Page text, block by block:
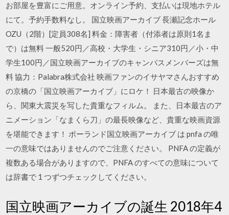
お部屋を豊富にご用意。オンライン予約、支払いは現地ホテル
にて。予約手数料なし。 国立映画アーカイブ 長瀬記念ホール
OZU（2階）[定員308名] 料金：障害者（付添者は原則1名ま
で）は無料 一般520円／高校・大学生・シニア310円／小・中
学生100円／国立映画アーカイブのキャンパスメンバーズは無
料 協力：Palabra株式会社 映画ファンのイサヤマさんおすすめ
の京橋の「国立映画アーカイブ」にロケ！ 日本最古の映像か
ら、関東大震災を写した貴重なフィルム。 また、日本最古のア
ニメーション「なまくら刀」の最長映像など、貴重な映画資源
を堪能できます！ ポーランド国立映画アーカイブ は pnfa の唯
一の意味ではありませんのでご注意ください。 PNFA の定義が
複数ある場合がありますので、PNFA のすべての意味について
は辞書で 1 つずつチェックしてください。
国立映画アーカイブの誕生 2018年4